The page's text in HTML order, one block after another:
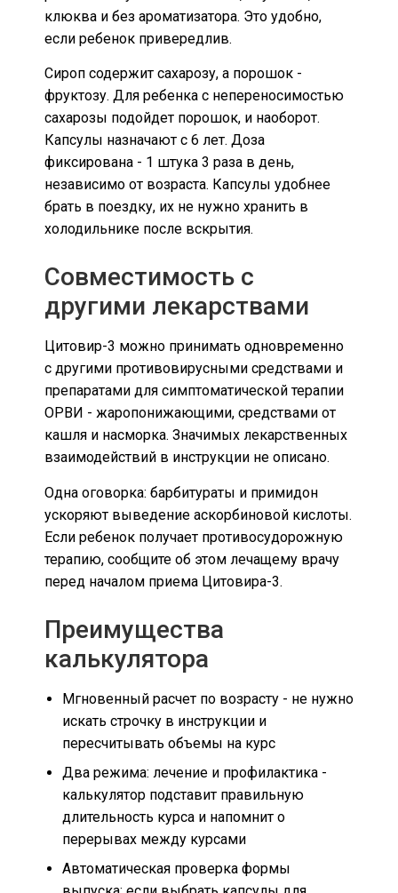
клюква и без ароматизатора. Это удобно,
если ребенок привередлив.
Сироп содержит сахарозу, а порошок -
фруктозу. Для ребенка с непереносимостью
сахарозы подойдет порошок, и наоборот.
Капсулы назначают с 6 лет. Доза
фиксирована - 1 штука 3 раза в день,
независимо от возраста. Капсулы удобнее
брать в поездку, их не нужно хранить в
холодильнике после вскрытия.
Совместимость с
другими лекарствами
Цитовир-3 можно принимать одновременно
с другими противовирусными средствами и
препаратами для симптоматической терапии
ОРВИ - жаропонижающими, средствами от
кашля и насморка. Значимых лекарственных
взаимодействий в инструкции не описано.
Одна оговорка: барбитураты и примидон
ускоряют выведение аскорбиновой кислоты.
Если ребенок получает противосудорожную
терапию, сообщите об этом лечащему врачу
перед началом приема Цитовира-3.
Преимущества
калькулятора
Мгновенный расчет по возрасту - не нужно
искать строчку в инструкции и
пересчитывать объемы на курс
Два режима: лечение и профилактика -
калькулятор подставит правильную
длительность курса и напомнит о
перерывах между курсами
Автоматическая проверка формы